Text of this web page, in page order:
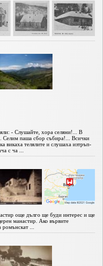
- Слушайте, хора селяни!... В
Селим паша сбор събира!... Всички
викаха телялите и слушаха изтръп­
с ча ...
още дълго ще буди интерес и ще
манастир. Ако вървите
...